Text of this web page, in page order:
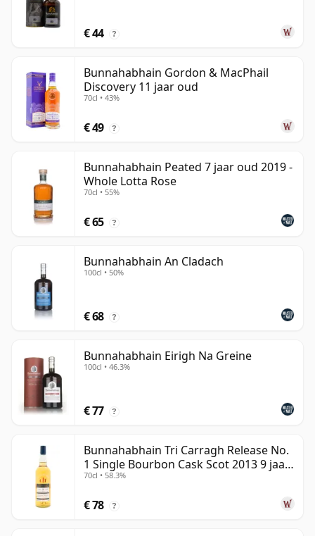
€ 44 ?
Bunnahabhain Gordon & MacPhail
Discovery 11 jaar oud
70cl • 43%
€ 49 ?
Bunnahabhain Peated 7 jaar oud 2019 -
Whole Lotta Rose
70cl • 55%
€ 65 ?
Bunnahabhain An Cladach
100cl • 50%
€ 68 ?
Bunnahabhain Eirigh Na Greine
100cl • 46.3%
€ 77 ?
Bunnahabhain Tri Carragh Release No.
1 Single Bourbon Cask Scot 2013 9 jaar
oud
70cl • 58.3%
€ 78 ?